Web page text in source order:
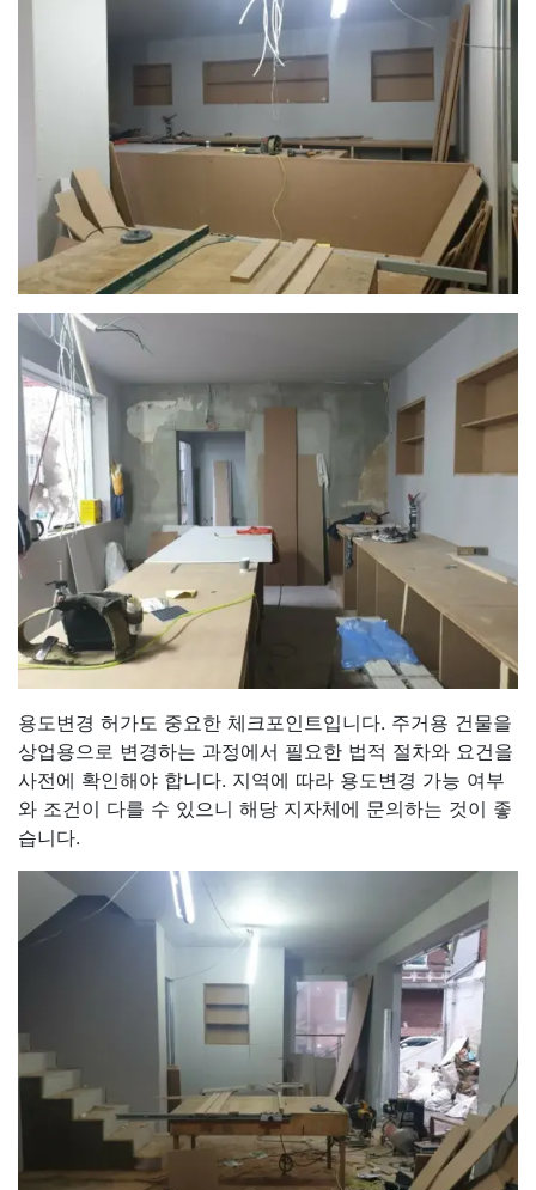
용도변경 허가도 중요한 체크포인트입니다. 주거용 건물을
상업용으로 변경하는 과정에서 필요한 법적 절차와 요건을
사전에 확인해야 합니다. 지역에 따라 용도변경 가능 여부
와 조건이 다를 수 있으니 해당 지자체에 문의하는 것이 좋
습니다.